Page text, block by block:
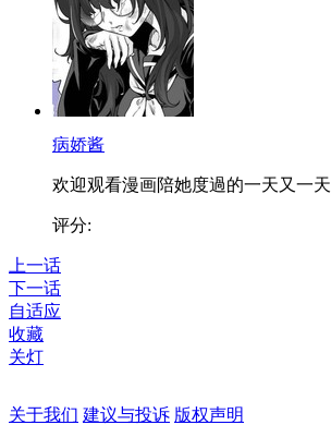
病娇酱
欢迎观看漫画陪她度過的一天又一天
评分:
上一话
下一话
自适应
收藏
关灯
关于我们 建议与投诉 版权声明